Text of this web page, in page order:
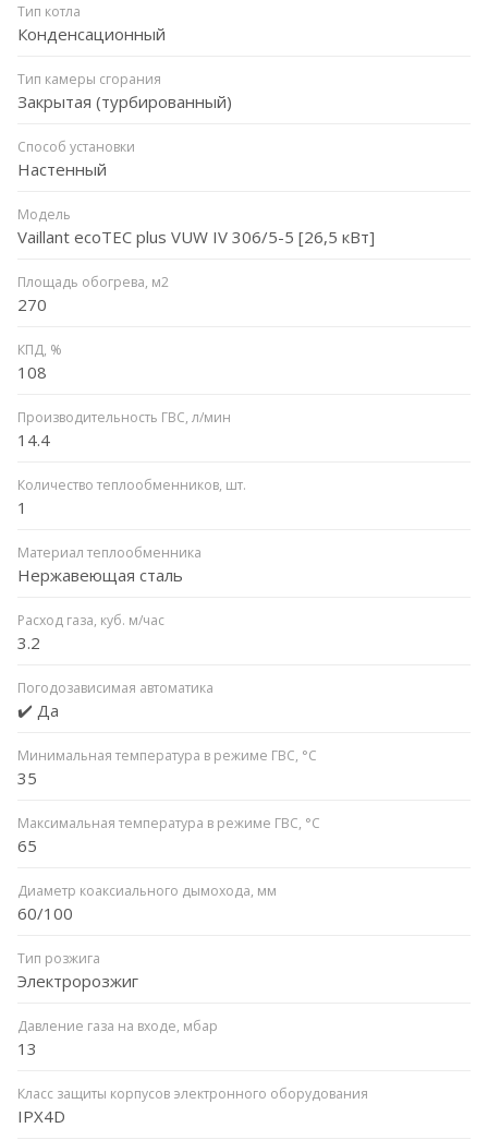
Тип котла
Конденсационный
Тип камеры сгорания
Закрытая (турбированный)
Способ установки
Настенный
Модель
Vaillant ecoTEC plus VUW IV 306/5-5 [26,5 кВт]
Площадь обогрева, м2
270
КПД, %
108
Производительность ГВС, л/мин
14.4
Количество теплообменников, шт.
1
Материал теплообменника
Нержавеющая сталь
Расход газа, куб. м/час
3.2
Погодозависимая автоматика
✔️ Да
Минимальная температура в режиме ГВС, °C
35
Максимальная температура в режиме ГВС, °C
65
Диаметр коаксиального дымохода, мм
60/100
Тип розжига
Электророзжиг
Давление газа на входе, мбар
13
Класс защиты корпусов электронного оборудования
IPX4D